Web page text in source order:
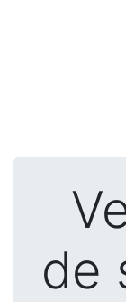
de